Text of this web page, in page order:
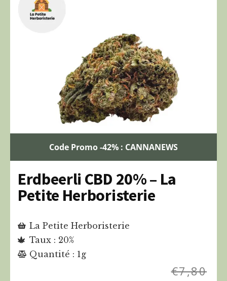
Code Promo -42% : CANNANEWS
Erdbeerli CBD 20% – La
Petite Herboristerie
La Petite Herboristerie
Taux : 20%
Quantité : 1g
€7,80